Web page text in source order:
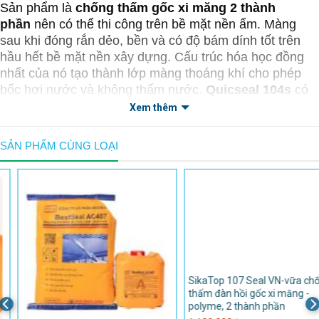
Sản phẩm là chống thấm gốc xi măng 2 thành
phần nên có thể thi công trên bề mặt nền ẩm. Màng
sau khi đóng rắn dẻo, bền và có độ bám dính tốt trên
hầu hết bề mặt nền xây dựng. Cấu trúc hóa học đồng
nhất của nó tạo thành lớp màng thoáng khí cho phép
bốc hơi nước và không thấm nước. Quicseal 104s có
khả năng phủ qua các vết nứt.
Chống thấm cho tường tầng hầm và hố thang máy.
mưa, rãnh dẫn nước, những kết cấu chứa nước và giữ nước.
Chống thấm khu vực nhà bếp và nhà vệ sinh.
Chống thấm ban công, bồn hoa, mái nhà...
Bảo vệ kết cấu bê tông trong môi trường biển.
Chống thấm hồ bơi và hồ chuyên dụng.
Chống thấm tường đầu hồi đúc sẵn.
Chống thấm tường ngoài trước khi sơn hoàn thiện khác.
Xem thêm
SẢN PHẨM CÙNG LOẠI
SikaTop 109 Seal VN – vữa
thấm đàn hồi gốc xi măng -
polyme, 2 thành phần